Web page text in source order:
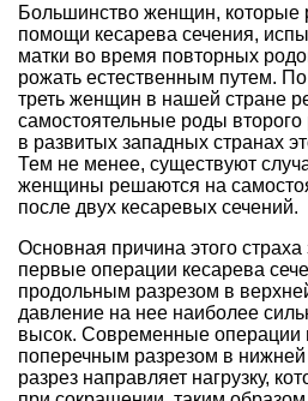
Большинство женщин, которые
помощи кесарева сечения,
матки во время повторных
рожать естественным путем. По
треть женщин в нашей стране
самостоятельные роды второго
в развитых западных странах
Тем не менее, существуют
женщины решаются на
после двух кесаревых сечений.
Основная причина этого страха
первые операции кесарева
продольным разрезом в
давление на нее наиболее
высок. Современные операции
поперечным разрезом в нижней
разрез направляет нагрузку,